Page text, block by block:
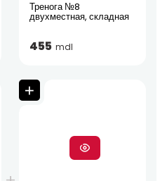
Тренога №8
двухместная, складная
455 mdl